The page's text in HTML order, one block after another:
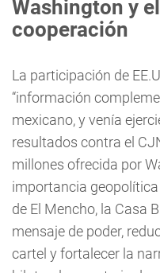
Washington y
cooperación
La participación de
“información
mexicano, y venía
resultados contra el
millones ofrecida por
importancia
de El Mencho, la Casa
mensaje de poder,
cartel y fortalecer la